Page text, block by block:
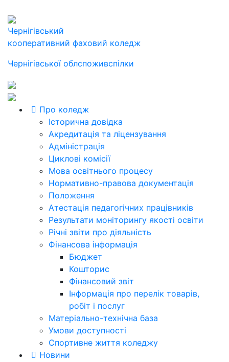
Чернігівський
кооперативний фаховий коледж
Чернігівської облспоживспілки
Про коледж
Історична довідка
Акредитація та ліцензування
Адміністрація
Циклові комісії
Мова освітнього процесу
Нормативно-правова документація
Положення
Атестація педагогічних працівників
Результати моніторингу якості освіти
Річні звіти про діяльність
Фінансова інформація
Бюджет
Кошторис
Фінансовий звіт
Інформація про перелік товарів,
робіт і послуг
Матеріально-технічна база
Умови доступності
Спортивне життя коледжу
Новини